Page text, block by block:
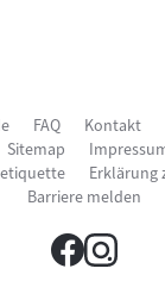
FAQ Kontakt
Sitemap
Erklärung
Barriere melden